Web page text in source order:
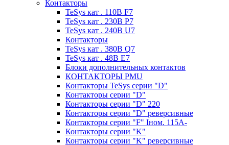
Контакторы
TeSys кат . 110В F7
TeSys кат . 230В P7
TeSys кат . 240В U7
Контакторы
TeSys кат . 380В Q7
TeSys кат . 48В E7
Блоки дополнительных контактов
КОНТАКТОРЫ PMU
Контакторы TeSys серии "D"
Контакторы серии "D"
Контакторы серии "D" 220
Контакторы серии "D" реверсивные
Контакторы серии "F" Iном. 115А-
Контакторы серии "K"
Контакторы серии "K" реверсивные